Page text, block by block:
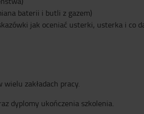
baterii i butli z gazem)
jak oceniać usterki, usterka i co
zakładach pracy.
dyplomy ukończenia szkolenia.